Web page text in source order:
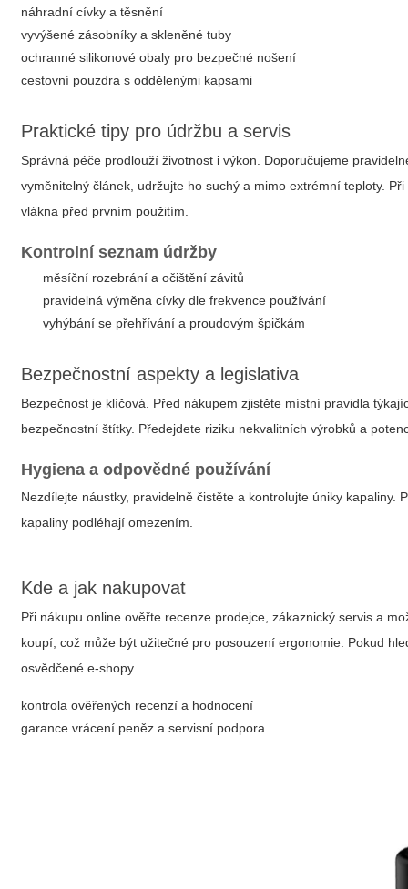
náhradní cívky a těsnění
vyvýšené zásobníky a skleněné tuby
ochranné silikonové obaly pro bezpečné nošení
cestovní pouzdra s oddělenými kapsami
Praktické tipy pro údržbu a servis
Správná péče prodlouží životnost i výkon. Doporučujeme
vyměnitelný článek, udržujte ho suchý a mimo extrémní teploty.
vlákna před prvním použitím.
Kontrolní seznam údržby
měsíční rozebrání a očištění závitů
pravidelná výměna cívky dle frekvence používání
vyhýbání se přehřívání a proudovým špičkám
Bezpečnostní aspekty a legislativa
Bezpečnost je klíčová. Před nákupem zjistěte místní pravidla
bezpečnostní štítky. Předejdete riziku nekvalitních výrobků a
Hygiena a odpovědné používání
Nezdílejte náustky, pravidelně čistěte a kontrolujte úniky
kapaliny podléhají omezením.
Kde a jak nakupovat
Při nákupu online ověřte recenze prodejce, zákaznický servis a
koupí, což může být užitečné pro posouzení ergonomie. Pokud
osvědčené e‑shopy.
kontrola ověřených recenzí a hodnocení
garance vrácení peněz a servisní podpora